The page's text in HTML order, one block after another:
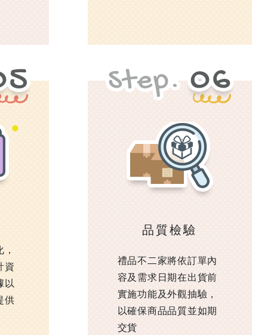
資
以
供
品質檢驗
禮品不二家將依訂單內
容及需求日期在出貨前
實施功能及外觀抽驗，
以確保商品品質並如期
交貨